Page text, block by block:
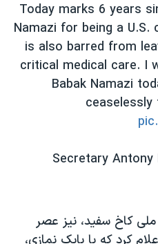
Today marks 6 years
Namazi for being a
is also barred from
critical medical care. I
Babak Namazi
کاخ سفید، نیز عصر